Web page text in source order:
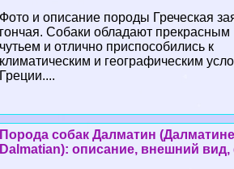
Фото и описание породы Греческая
гончая. Собаки обладают прекрасным
чутьем и отлично приспособились к
климатическим и географическим
Греции....
Порода собак Далматин
Dalmatian): описание, внешний